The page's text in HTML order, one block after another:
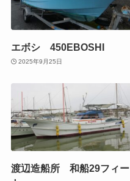
エボシ 450EBOSHI
2025年9月25日
渡辺造船所 和船29フィー